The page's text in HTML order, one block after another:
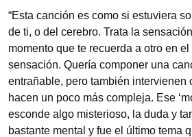
“Esta canción es como si estuviera
de ti, o del cerebro. Trata la
momento que te recuerda a otro en
sensación. Quería componer una
entrañable, pero también intervienen
hacen un poco más compleja. Ese
esconde algo misterioso, la duda y
bastante mental y fue el último tema